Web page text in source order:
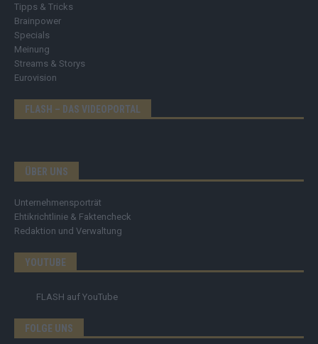
Tipps & Tricks
Brainpower
Specials
Meinung
Streams & Storys
Eurovision
FLASH – DAS VIDEOPORTAL
ÜBER UNS
Unternehmensporträt
Ehtikrichtlinie & Faktencheck
Redaktion und Verwaltung
YOUTUBE
FLASH auf YouTube
FOLGE UNS